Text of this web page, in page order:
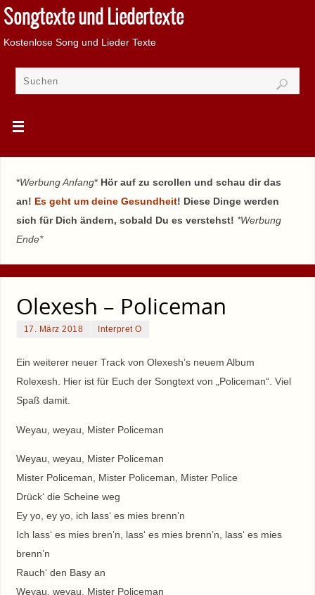
Songtexte und Liedertexte
Kostenlose Song und Lieder Texte
*Werbung Anfang* Hör auf zu scrollen und schau dir das
an! Es geht um deine Gesundheit! Diese Dinge werden
sich für Dich ändern, sobald Du es verstehst! *Werbung
Ende*
Olexesh – Policeman
17. März 2018 Interpret O
Ein weiterer neuer Track von Olexesh’s neuem Album
Rolexesh. Hier ist für Euch der Songtext von „Policeman“. Viel
Spaß damit.
Weyau, weyau, Mister Policeman
Weyau, weyau, Mister Policeman
Mister Policeman, Mister Policeman, Mister Police
Drück‘ die Scheine weg
Ey yo, ey yo, ich lass‘ es mies brenn’n
Ich lass‘ es mies bren’n, lass‘ es mies brenn’n, lass‘ es mies
brenn’n
Rauch‘ den Basy an
Weyau, weyau, Mister Policeman